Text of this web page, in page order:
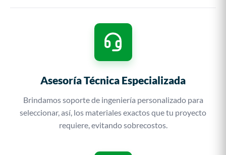
Asesoría Técnica Especializada
Brindamos soporte de ingeniería personalizado para
seleccionar, así, los materiales exactos que tu proyecto
requiere, evitando sobrecostos.